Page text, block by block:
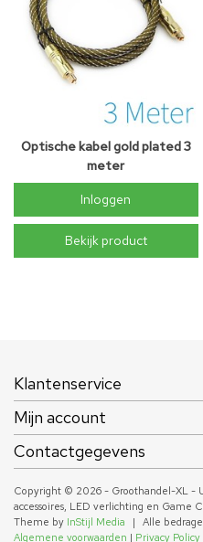
Optische kabel gold plated 3
meter
Inloggen
Bekijk product
Klantenservice
Mijn account
Contactgegevens
Copyright © 2026 - Groothandel-XL -
accessoires, LED verlichting en Game
Theme by InStijl Media |
Alle
Algemene voorwaarden | Privacy Policy